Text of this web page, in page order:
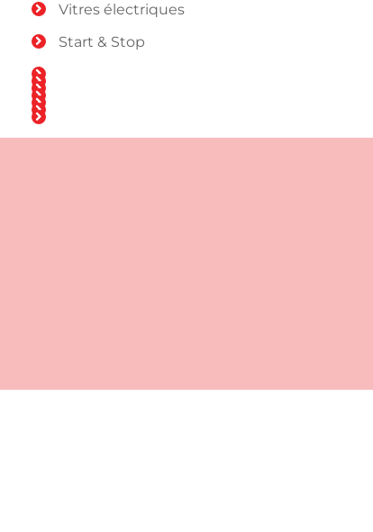
Vitres électriques
Start & Stop